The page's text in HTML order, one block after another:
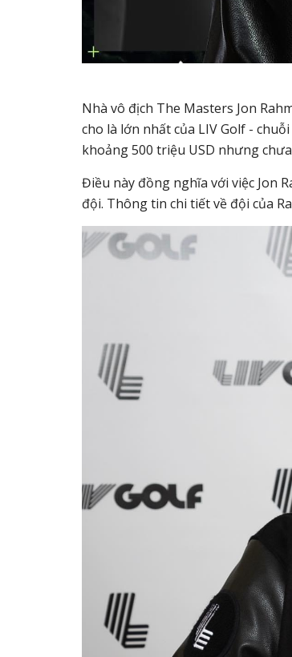
Nhà vô địch The Masters Jon
cho là lớn nhất của LIV Golf -
khoảng 500 triệu USD nhưng
Điều này đồng nghĩa với việc Jon
đội. Thông tin chi tiết về đội của